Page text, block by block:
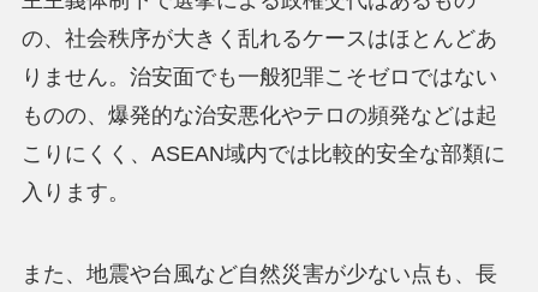
の、社会秩序が大きく乱れるケースはほとんどあ
りません。治安面でも一般犯罪こそゼロではない
ものの、爆発的な治安悪化やテロの頻発などは起
こりにくく、ASEAN域内では比較的安全な部類に
入ります。
また、地震や台風など自然災害が少ない点も、長